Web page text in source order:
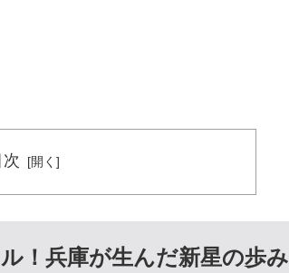
！兵庫が生んだ新星の歩み